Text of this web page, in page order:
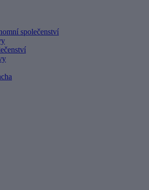
společenství